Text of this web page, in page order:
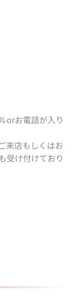
orお電話が入り
来店もしくはお
受け付けており